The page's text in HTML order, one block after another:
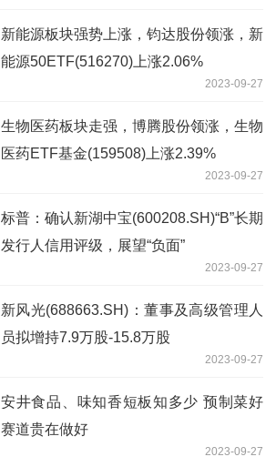
新能源板块强势上涨，钧达股份领涨，新
能源50ETF(516270)上涨2.06%
2023-09-27
生物医药板块走强，博腾股份领涨，生物
医药ETF基金(159508)上涨2.39%
2023-09-27
标普：确认新湖中宝(600208.SH)“B”长期
发行人信用评级，展望“负面”
2023-09-27
新风光(688663.SH)：董事及高级管理人
员拟增持7.9万股-15.8万股
2023-09-27
安井食品、味知香短板知多少 预制菜好
赛道贵在做好
2023-09-27